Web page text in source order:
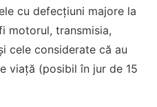
cu defecțiuni majore la
motorul, transmisia,
cele considerate că au
viață (posibil în jur de 15